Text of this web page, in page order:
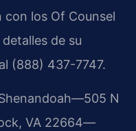
los Of Counsel
de su
(888) 437-7747.
N
VA 22664—